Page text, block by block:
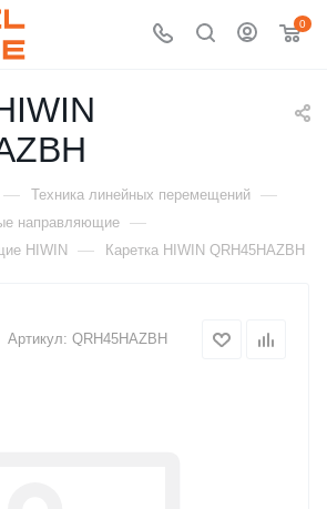
0
— Техника линейных перемещений —
направляющие —
HIWIN — Каретка HIWIN QRH45HAZBH
Артикул: QRH45HAZBH